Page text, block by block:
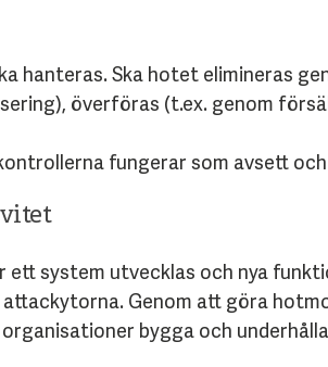
hanteras. Ska hotet elimineras
överföras (t.ex. genom
fungerar som avsett
system utvecklas och nya
Genom att göra
bygga och